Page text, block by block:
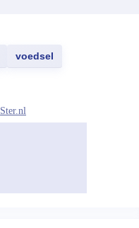
voedsel
Ster.nl